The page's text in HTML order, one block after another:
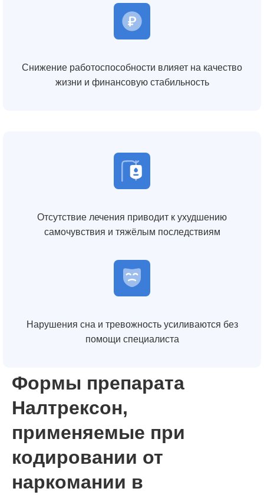
Снижение работоспособности влияет на качество
жизни и финансовую стабильность
Отсутствие лечения приводит к ухудшению
самочувствия и тяжёлым последствиям
Нарушения сна и тревожность усиливаются без
помощи специалиста
Формы препарата
Налтрексон,
применяемые при
кодировании от
наркомании в